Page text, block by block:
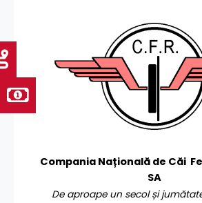
Compania Națională de Căi
SA
De aproape un secol și